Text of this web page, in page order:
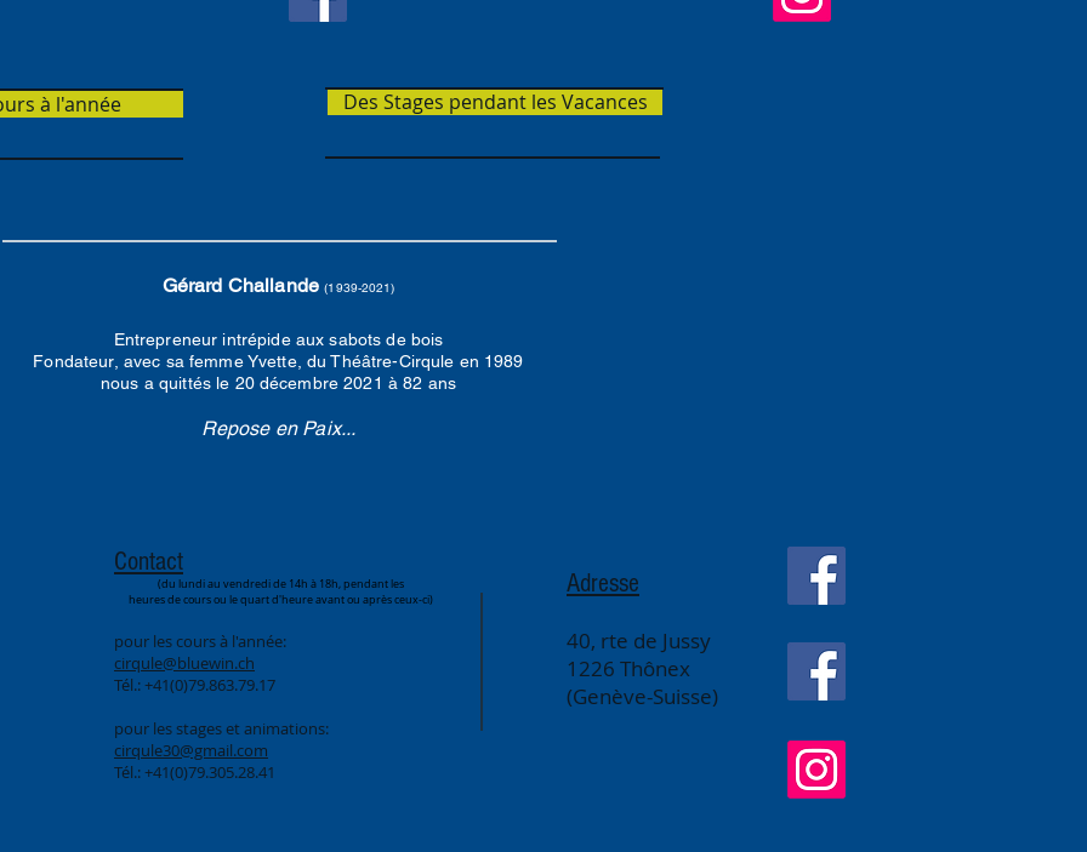
à l'année Des Stages pendant les Vacances
Gérard Challande(1939-2021)
Entrepreneur intrépide aux sabots de bois
Fondateur, avec sa femme Yvette, du Théâtre-Cirqule en 1989
nous a quittés le 20 décembre 2021 à 82 ans
Repose en Paix...
Contact
(du lundi au vendredi de 14h à 18h,pendant les
heures de cours ou le quart d'heure avant ou après ceux-ci)
pour les cours à l'année:
cirqule@bluewin.ch
Tél.: +41(0)79.863.79.17
pour les stages et animations:
cirqule30@gmail.com
Tél.: +41(0)79.305.28.41
Adresse
40, rte de Jussy
1226 Thônex
(Genève-Suisse)